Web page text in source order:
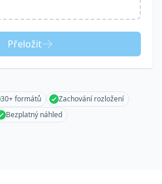
Přeložit
30+ formátů
Zachování rozložení
Bezplatný náhled